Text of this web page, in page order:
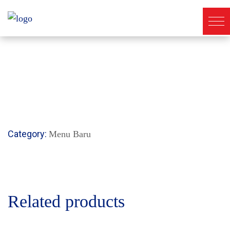
Category: Menu Baru
Related products